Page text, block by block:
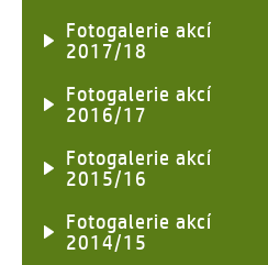
Fotogalerie akcí
2017/18
Fotogalerie akcí
2016/17
Fotogalerie akcí
2015/16
Fotogalerie akcí
2014/15